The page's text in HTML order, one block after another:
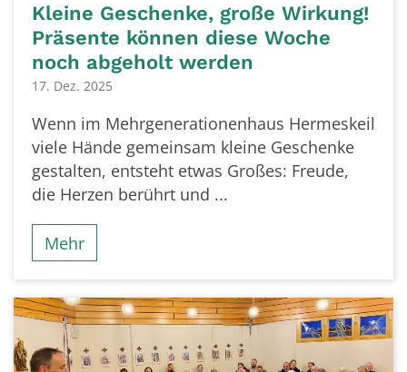
Kleine Geschenke, große Wirkung!
Präsente können diese Woche
noch abgeholt werden
17. Dez. 2025
Wenn im Mehrgenerationenhaus Hermeskeil
viele Hände gemeinsam kleine Geschenke
gestalten, entsteht etwas Großes: Freude,
die Herzen berührt und ...
Mehr